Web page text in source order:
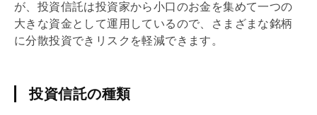
が、投資信託は投資家から小口のお金を集めて一つの
大きな資金として運用しているので、さまざまな銘柄
に分散投資できリスクを軽減できます。
投資信託の種類